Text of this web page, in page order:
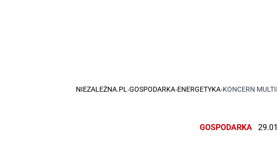
NIEZALEŻNA.PL ›GOSPODARKA›ENERGETYKA›KONCERN
GOSPODARKA